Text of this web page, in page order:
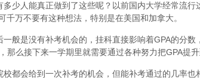
少人能真正做到了这些呢？以前国内大学经常流
千万不要有这种想法，特别是在美国和加拿大。
般是没有补考机会的，挂科直接影响着GPA的分
那么接下来一学期里就需要通过各种努力把GPA提
都会给到一次补考的机会，但能补考通过的几率